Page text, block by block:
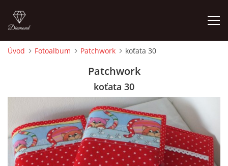
CEDULKY
MOJE POSLEDNÍ PRÁCE
Úvod Fotoalbum Patchwork koťata 30
Patchwork
koťata 30